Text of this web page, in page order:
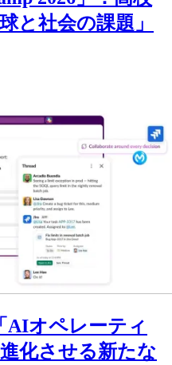
と社会の課題」
AIオペレーティ
化させる新たな